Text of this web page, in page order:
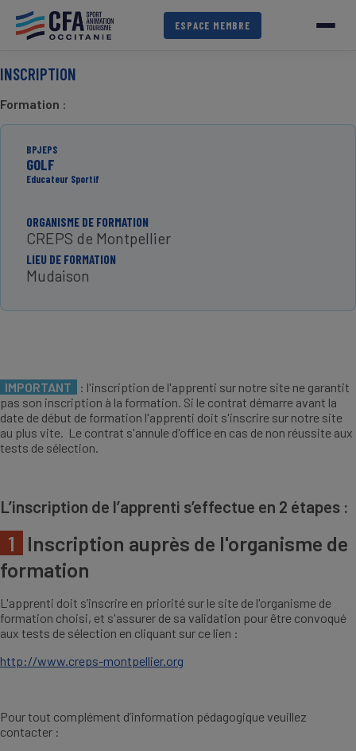
contenu
ESPACE MEMBRE
INSCRIPTION
Formation :
BPJEPS
GOLF
Educateur Sportif
ORGANISME DE FORMATION
CREPS de Montpellier
LIEU DE FORMATION
Mudaison
IMPORTANT
: l'inscription de l'apprenti sur notre site ne garantit
pas son inscription à la formation. Si le contrat démarre avant la
date de début de formation l'apprenti doit s'inscrire sur notre site
au plus vite. Le contrat s'annule d'office en cas de non réussite aux
tests de sélection.
L’inscription de l’apprenti s’effectue en 2 étapes :
1
Inscription auprès de l'organisme de
formation
L'apprenti doit s’inscrire en priorité sur le site de l'organisme de
formation choisi, et s'assurer de sa validation pour être convoqué
aux tests de sélection en cliquant sur ce lien :
http://www.creps-montpellier.org
Pour tout complément d’information pédagogique veuillez
contacter :